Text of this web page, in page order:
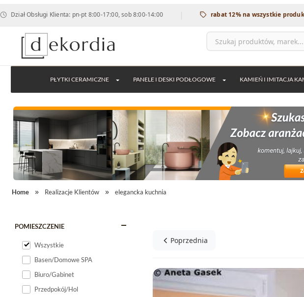
Klienta: pn-pt 8:00-17:00, sob 8:00-14:00 | rabat 12% na wszystkie produkty
PŁYTKI CERAMICZNE PANELE I DESKI PODŁOGOWE KAMIEŃ I IMITACJA
Home Realizacje Klientów elegancka kuchnia
POMIESZCZENIE
Wszystkie
Basen/Domowe SPA
Biuro/Gabinet
Przedpokój/Hol
Poprzednia